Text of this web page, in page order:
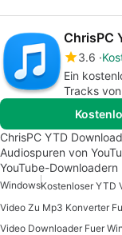
ChrisPC
3.6
Ein
Tracks
ChrisPC YTD
Audiospuren von
YouTube-
Windows
Video Zu Mp3 Konverter
Video Downloader Fuer